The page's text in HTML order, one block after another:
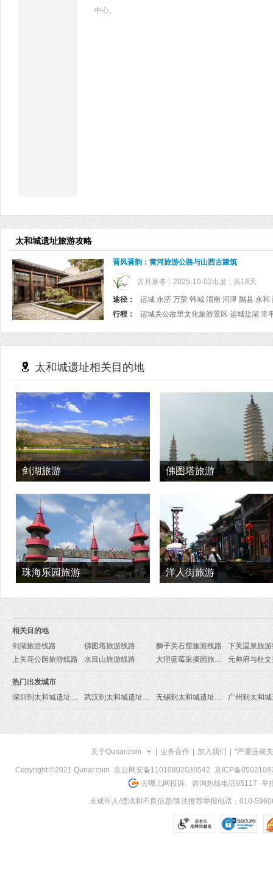
中心。
太和城遗址旅游攻略
晋风晋韵：黄河旅游公路与山西古建筑
古月寒冬 2025-10-02出发 共18天
途径：
行程：
太和城遗址相关目的地
剑湖旅游 佛图塔旅游
珠海乐园旅游 洋人街旅游
相关目的地
剑湖旅游线路
佛图塔旅游线路 狮子关石窟旅游线路
下关温泉旅
上关花公园旅游线路
水目山旅游线路 大理蓝莓采摘园旅游线路
热门出发城市
深圳到太和城遗址旅游报价
武汉到太和城遗址旅游报价 无锡到太和城遗址旅游报价
关于Qunar.com 业务合作 加入我们 "严重违规
Copyright ©2021 Qunar.com 京公网安备11010802030542
京ICP备
去哪儿网投诉、咨询热线电话95117 举
未成年人/违法和不良信息/算法推荐举报电话：010-